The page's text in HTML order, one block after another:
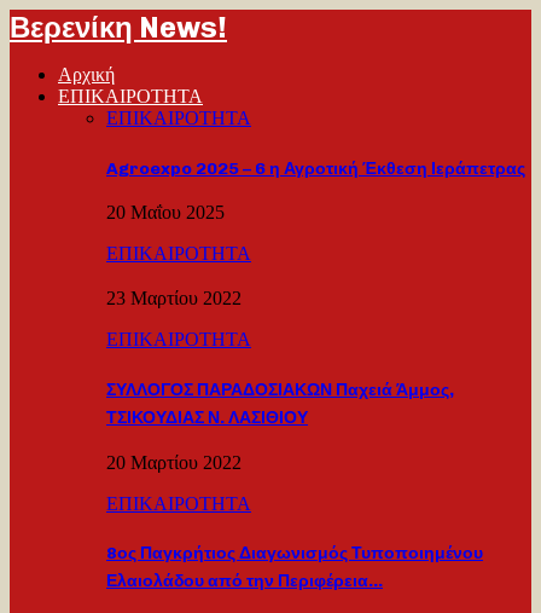
Βερενίκη News!
Αρχική
ΕΠΙΚΑΙΡΟΤΗΤΑ
ΕΠΙΚΑΙΡΟΤΗΤΑ
Agroexpo 2025 – 6 η Αγροτική Έκθεση Ιεράπετρας
20 Μαΐου 2025
ΕΠΙΚΑΙΡΟΤΗΤΑ
23 Μαρτίου 2022
ΕΠΙΚΑΙΡΟΤΗΤΑ
ΣΥΛΛΟΓΟΣ ΠΑΡΑΔΟΣΙΑΚΩΝ Παχειά Άμμος,
ΤΣΙΚΟΥΔΙΑΣ Ν. ΛΑΣΙΘΙΟΥ
20 Μαρτίου 2022
ΕΠΙΚΑΙΡΟΤΗΤΑ
8ος Παγκρήτιος Διαγωνισμός Τυποποιημένου
Ελαιολάδου από την Περιφέρεια…